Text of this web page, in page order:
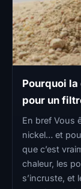
Pourquoi
pour un
En bref Vous
nickel… et
que c’est
chaleur, les
s’incruste, et